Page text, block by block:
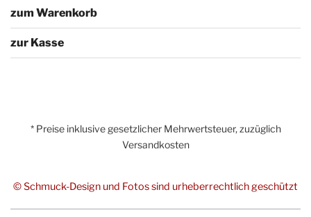
zum Warenkorb
zur Kasse
* Preise inklusive gesetzlicher Mehrwertsteuer, zuzüglich
Versandkosten
© Schmuck-Design und Fotos sind urheberrechtlich geschützt